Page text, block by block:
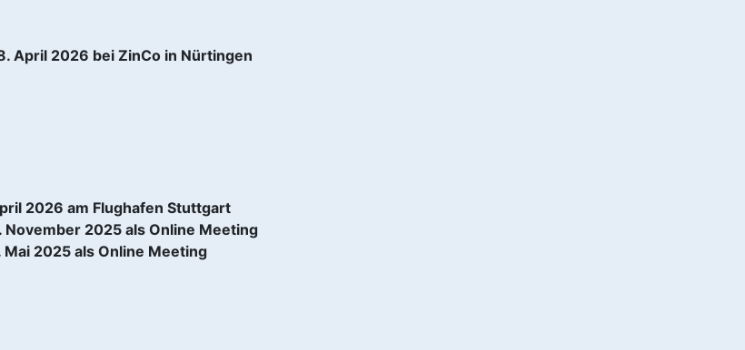
April 2026 bei ZinCo in Nürtingen
2026 am Flughafen Stuttgart
2025 als Online Meeting
2025 als Online Meeting